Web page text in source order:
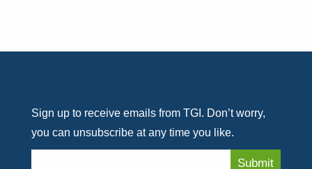
Sign up to receive emails from TGI. Don’t worry,
you can unsubscribe at any time you like.